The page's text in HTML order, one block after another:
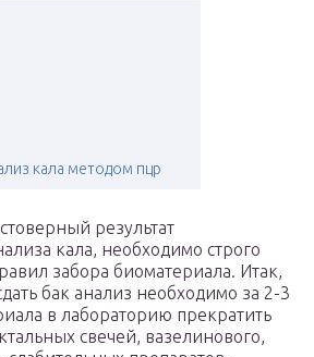
кала методом пцр
результат
кала, необходимо строго
забора биоматериала. Итак,
бак анализ необходимо за 2-3
в лабораторию прекратить
свечей, вазелинового,